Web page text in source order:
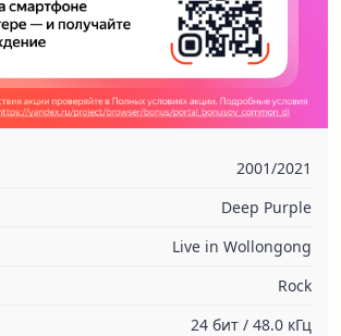
2001/2021
Deep Purple
Live in Wollongong
Rock
24 бит / 48.0 кГц